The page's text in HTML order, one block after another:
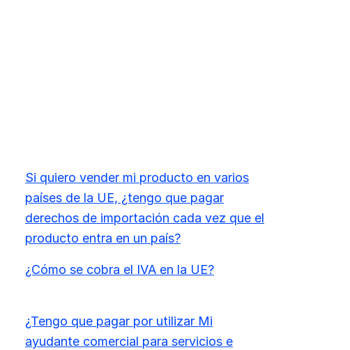
Si quiero vender mi producto en varios
países de la UE, ¿tengo que pagar
derechos de importación cada vez que el
producto entra en un país?
¿Cómo se cobra el IVA en la UE?
¿Tengo que pagar por utilizar Mi
ayudante comercial para servicios e